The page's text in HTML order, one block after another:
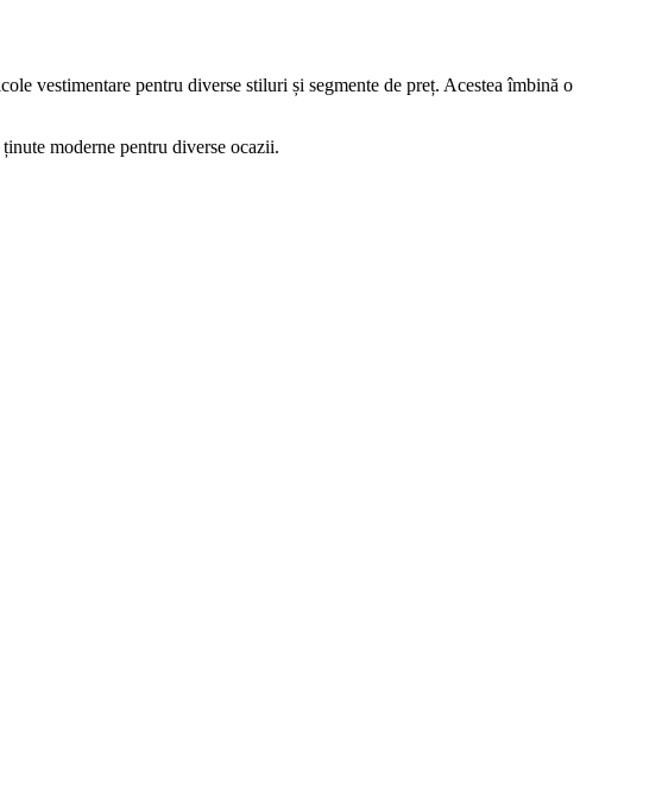
vestimentare pentru diverse stiluri și segmente de preț. Acestea îmbină o
moderne pentru diverse ocazii.